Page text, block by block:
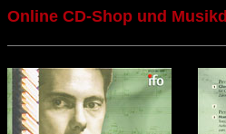
Online CD-Shop und